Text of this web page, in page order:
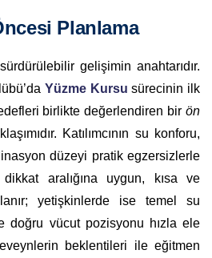
Planlama
gelişimin anahtarıdır.
Yüzme Kursu sürecinin ilk
birlikte değerlendiren bir ön
Katılımcının su konforu,
düzeyi pratik egzersizlerle
aralığına uygun, kısa ve
yetişkinlerde ise temel su
doğru vücut pozisyonu hızla ele
beklentileri ile eğitmen